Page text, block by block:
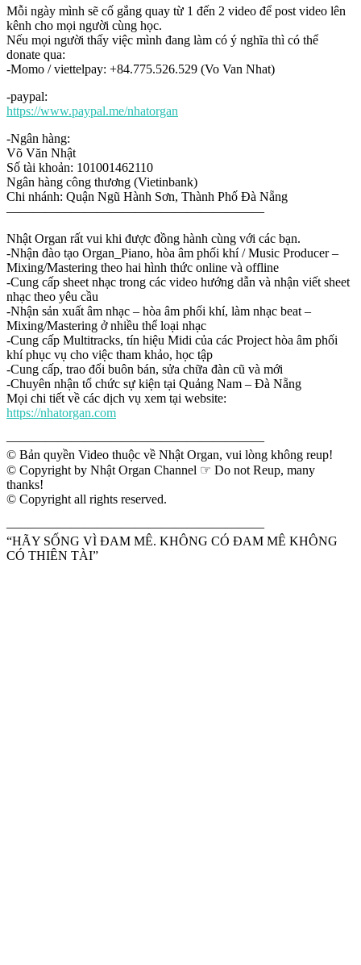
Mỗi ngày mình sẽ cố gắng quay từ 1 đến 2 video để post video lên
kênh cho mọi người cùng học.
Nếu mọi người thấy việc mình đang làm có ý nghĩa thì có thể
donate qua:
-Momo / viettelpay: +84.775.526.529 (Vo Van Nhat)
-paypal:
https://www.paypal.me/nhatorgan
-Ngân hàng:
Võ Văn Nhật
Số tài khoản: 101001462110
Ngân hàng công thương (Vietinbank)
Chi nhánh: Quận Ngũ Hành Sơn, Thành Phố Đà Nẵng
————————————————————
Nhật Organ rất vui khi được đồng hành cùng với các bạn.
-Nhận đào tạo Organ_Piano, hòa âm phối khí / Music Producer –
Mixing/Mastering theo hai hình thức online và offline
-Cung cấp sheet nhạc trong các video hướng dẫn và nhận viết sheet
nhạc theo yêu cầu
-Nhận sản xuất âm nhạc – hòa âm phối khí, làm nhạc beat –
Mixing/Mastering ở nhiều thể loại nhạc
-Cung cấp Multitracks, tín hiệu Midi của các Project hòa âm phối
khí phục vụ cho việc tham khảo, học tập
-Cung cấp, trao đổi buôn bán, sửa chữa đàn cũ và mới
-Chuyên nhận tổ chức sự kiện tại Quảng Nam – Đà Nẵng
Mọi chi tiết về các dịch vụ xem tại website:
https://nhatorgan.com
————————————————————
© Bản quyền Video thuộc về Nhật Organ, vui lòng không reup!
© Copyright by Nhật Organ Channel ☞ Do not Reup, many
thanks!
© Copyright all rights reserved.
————————————————————
“HÃY SỐNG VÌ ĐAM MÊ. KHÔNG CÓ ĐAM MÊ KHÔNG
CÓ THIÊN TÀI”